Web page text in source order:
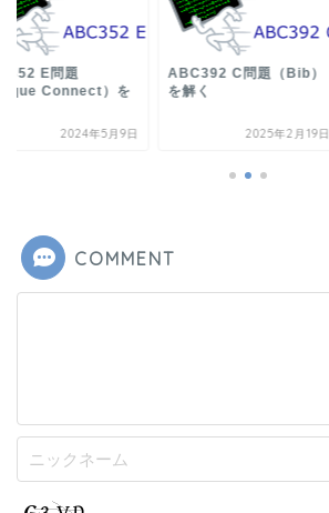
E問題
Connect）を
2024年5月9日
ABC392 C問題（Bib）
を解く
2025年2月19日
COMMENT